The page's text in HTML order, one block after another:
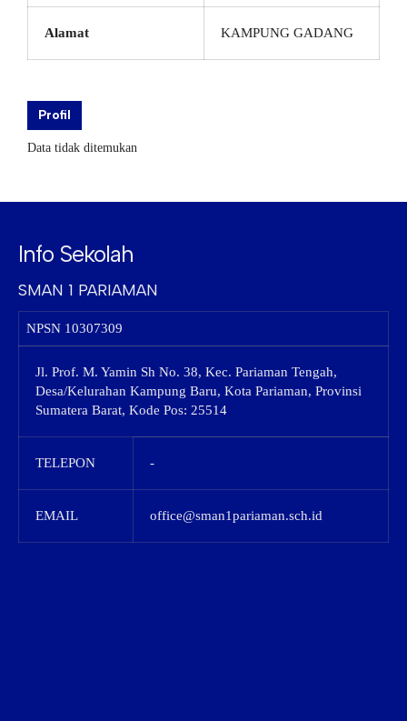
Alamat KAMPUNG GADANG
Profil
Data tidak ditemukan
Info Sekolah
SMAN 1 PARIAMAN
NPSN 10307309
Jl. Prof. M. Yamin Sh No. 38, Kec. Pariaman Tengah,
Desa/Kelurahan Kampung Baru, Kota Pariaman, Provinsi
Sumatera Barat, Kode Pos: 25514
TELEPON -
EMAIL office@sman1pariaman.sch.id